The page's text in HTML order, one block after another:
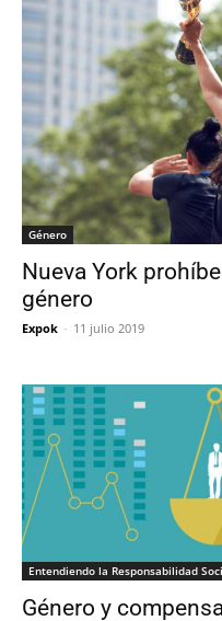
Género
Nueva York
género
Expok - 11 julio 2019
Entendiendo la Responsabilidad
Género y